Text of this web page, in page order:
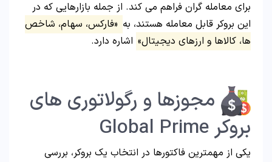
برای معامله گران فراهم می کند. از جمله بازارهایی که در
این بروکر قابل معامله هستند، به «فارکس، سهام، شاخص
ها، کالاها و ارزهای دیجیتال» اشاره دارد.
مجوزها و رگولاتوری های
بروکر Global Prime
یکی از مهمترین فاکتورها در انتخاب یک بروکر، بررسی